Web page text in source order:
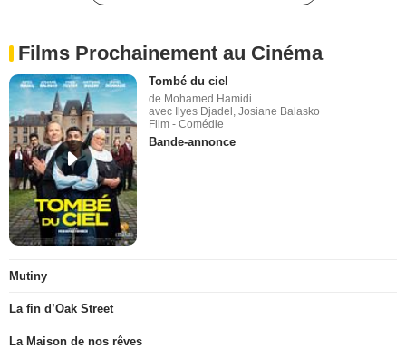
Films Prochainement au Cinéma
Tombé du ciel
de Mohamed Hamidi
avec Ilyes Djadel, Josiane Balasko
Film - Comédie
Bande-annonce
Mutiny
La fin d’Oak Street
La Maison de nos rêves